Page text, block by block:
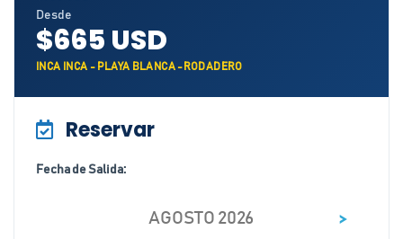
Desde
$665 USD
INCA INCA - PLAYA BLANCA -RODADERO
Reservar
Fecha de Salida:
AGOSTO 2026 >